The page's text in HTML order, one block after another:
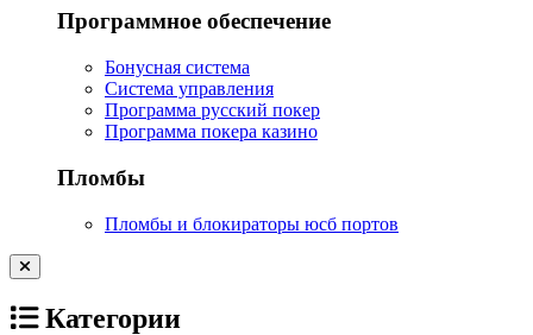
Программное обеспечение
Бонусная система
Система управления
Программа русский покер
Программа покера казино
Пломбы
Пломбы и блокираторы юсб портов
Категории